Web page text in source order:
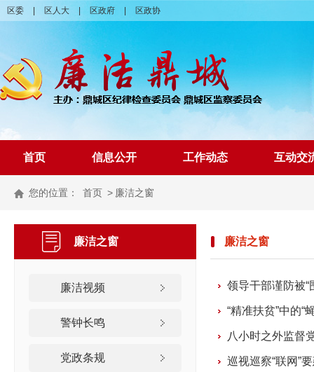
区委 区人大 区政府 区政协
首页 信息公开 工作动态 互动交
您的位置： 首页 > 廉洁之窗
廉洁之窗
廉洁视频
警钟长鸣
党政条规
廉洁之窗
领导干部谨防被“
“精准扶贫”中的“
八小时之外监督
巡视巡察“联网”